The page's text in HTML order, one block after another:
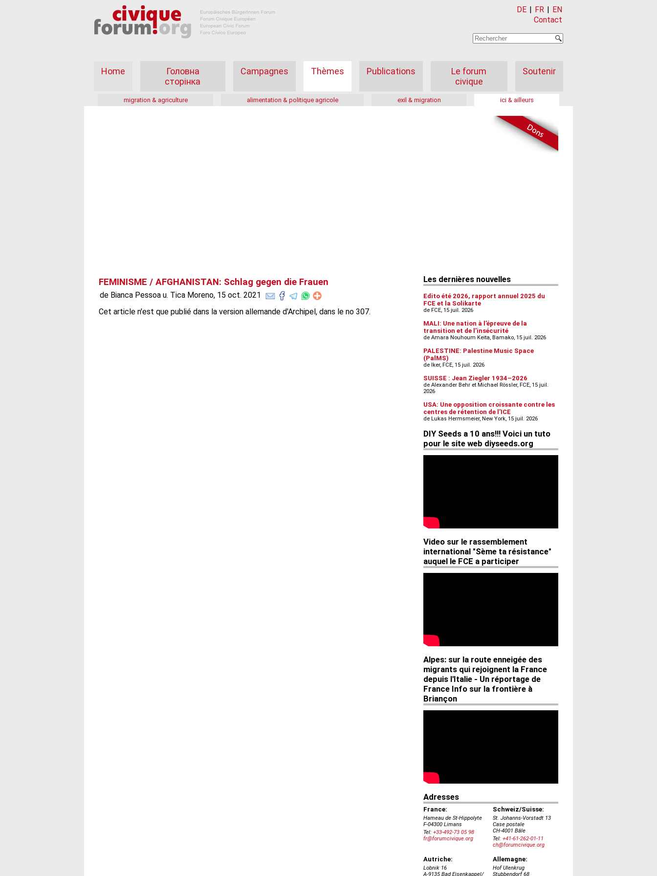
DE | FR | EN
Contact
Home
Головна
сторінка
Campagnes Thèmes Publications
Le forum
civique
Soutenir
migration & agriculture alimentation & politique agricole exil & migration ici & ailleurs
FEMINISME / AFGHANISTAN: Schlag gegen die Frauen
de Bianca Pessoa u. Tica Moreno, 15 oct. 2021
Cet article n'est que publié dans la version allemande d'Archipel, dans le no 307.